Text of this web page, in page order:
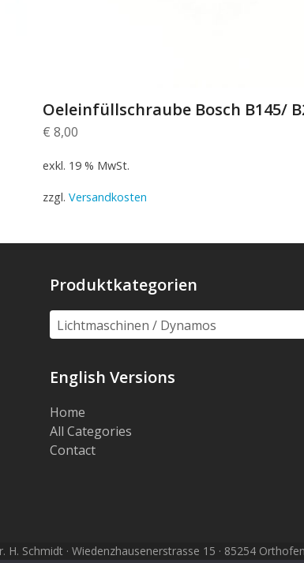
Oeleinfüllschraube Bosch B145/
€ 8,00
exkl. 19 % MwSt.
zzgl.Versandkosten
Produktkategorien
Lichtmaschinen / Dynamos
English Versions
Home
All Categories
Contact
Schmidt · Wiedenzhausenerstrasse 15 · 85254